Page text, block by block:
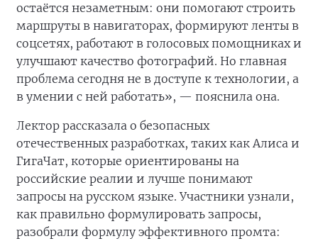
остаётся незаметным: они помогают строить
маршруты в навигаторах, формируют ленты в
соцсетях, работают в голосовых помощниках и
улучшают качество фотографий. Но главная
проблема сегодня не в доступе к технологии, а
в умении с ней работать», — пояснила она.
Лектор рассказала о безопасных
отечественных разработках, таких как Алиса и
ГигаЧат, которые ориентированы на
российские реалии и лучше понимают
запросы на русском языке. Участники узнали,
как правильно формулировать запросы,
разобрали формулу эффективного промта: